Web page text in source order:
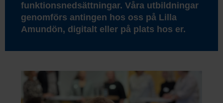
funktionsnedsättningar. Våra utbildningar
genomförs antingen hos oss på Lilla
Amundön, digitalt eller på plats hos er.